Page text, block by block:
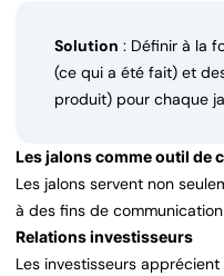
Solution : Définir à la
(ce qui a été fait) et
produit) pour chaque
Les jalons comme outil de
Les jalons servent non
à des fins de
Relations investisseurs
Les investisseurs